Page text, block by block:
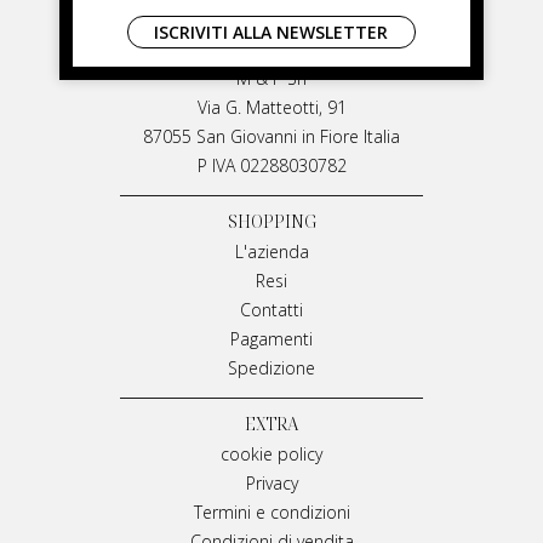
LIVIANA MIRARCHI
M & P Srl
Via G. Matteotti, 91
87055 San Giovanni in Fiore Italia
P IVA 02288030782
SHOPPING
L'azienda
Resi
Contatti
Pagamenti
Spedizione
EXTRA
cookie policy
Privacy
Termini e condizioni
ISCRIVITI ALLA NEWSLETTER